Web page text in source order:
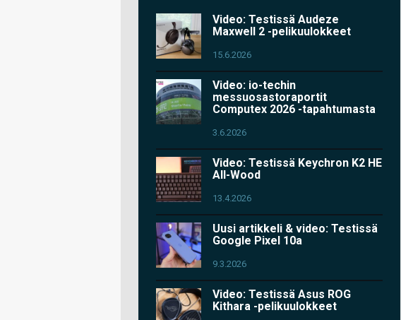
Video: Testissä Audeze
Maxwell 2 -pelikuulokkeet
15.6.2026
Video: io-techin
messuosastoraportit
Computex 2026 -tapahtumasta
3.6.2026
Video: Testissä Keychron K2 HE
All-Wood
13.4.2026
Uusi artikkeli & video: Testissä
Google Pixel 10a
9.3.2026
Video: Testissä Asus ROG
Kithara -pelikuulokkeet